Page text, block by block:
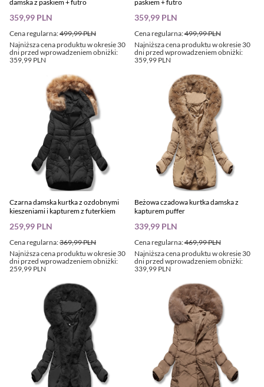
damska z paskiem + futro
Cena regularna:499,99 PLN
359,99 PLN
Najniższa cena produktu w okresie 30
dni przed wprowadzeniem obniżki:
359,99 PLN
paskiem + futro
Cena regularna:499,99 PLN
359,99 PLN
Najniższa cena produktu w okresie 30
dni przed wprowadzeniem obniżki:
359,99 PLN
Czarna damska kurtka z ozdobnymi
kieszeniami i kapturem z futerkiem
Cena regularna:369,99 PLN
259,99 PLN
Najniższa cena produktu w okresie 30
dni przed wprowadzeniem obniżki:
259,99 PLN
Beżowa czadowa kurtka damska z
kapturem puffer
Cena regularna:469,99 PLN
339,99 PLN
Najniższa cena produktu w okresie 30
dni przed wprowadzeniem obniżki:
339,99 PLN